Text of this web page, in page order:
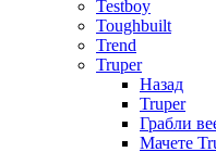
Testboy
Toughbuilt
Trend
Truper
Назад
Truper
Грабли
Мачете